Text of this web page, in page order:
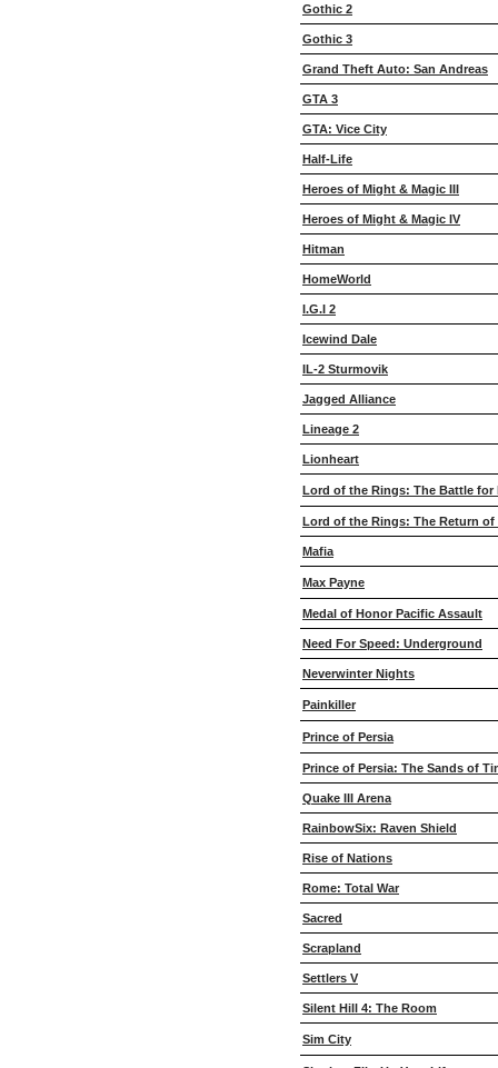
Gothic 2
Gothic 3
Grand Theft Auto: San Andreas
GTA 3
GTA: Vice City
Half-Life
Heroes of Might & Magic III
Heroes of Might & Magic IV
Hitman
HomeWorld
I.G.I 2
Icewind Dale
IL-2 Sturmovik
Jagged Alliance
Lineage 2
Lionheart
Lord of the Rings: The Battle for
Lord of the Rings: The Return of
Mafia
Max Payne
Medal of Honor Pacific Assault
Need For Speed: Underground
Neverwinter Nights
Painkiller
Prince of Persia
Prince of Persia: The Sands of
Quake III Arena
RainbowSix: Raven Shield
Rise of Nations
Rome: Total War
Sacred
Scrapland
Settlers V
Silent Hill 4: The Room
Sim City